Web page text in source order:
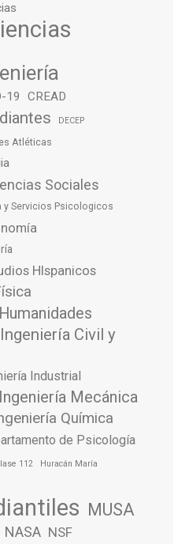
19 CREAD
DECEP
Atléticas
Sociales
y Servicios Psicologicos
HIspanicos
Civil y
Industrial
Mecánica
Química
de Psicología
112 Huracán María
MUSA
NASA NSF